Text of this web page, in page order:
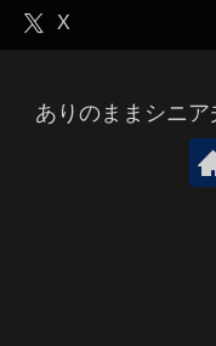
X
ありのままシニ